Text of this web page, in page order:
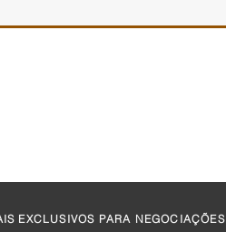
como o novo
a gestão
EXCLUSIVOS PARA NEGOCIAÇÕES